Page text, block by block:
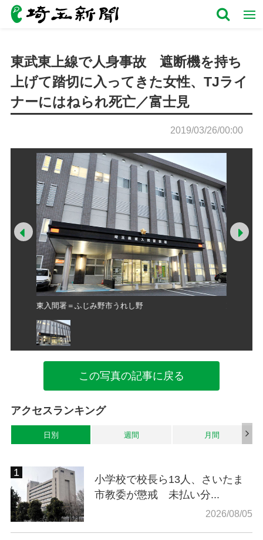
東武東上線で人身事故 遮断機を持ち
上げて踏切に入ってきた女性、TJライ
ナーにはねられ死亡／富士見
2019/03/26/00:00
東入間署＝ふじみ野市うれし野
Prev
この写真の記事に戻る
アクセスランキング
日別 週間 月間
小学校で校長ら13人、さいたま
市教委が懲戒 未払い分...
2026/08/05